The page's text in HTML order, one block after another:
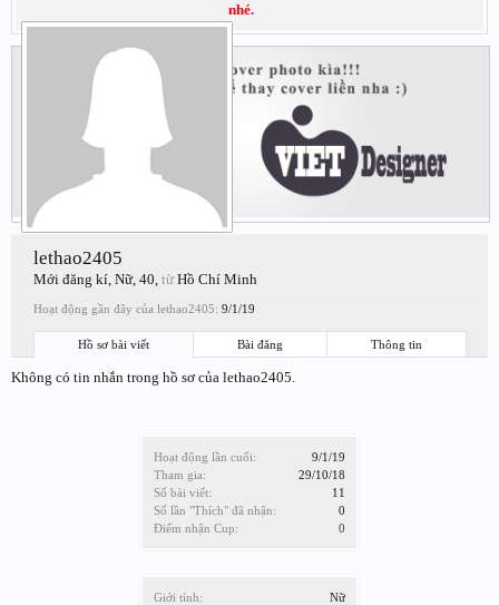
nhé.
Hoạt động lần cuối:
9/1/19
Tham gia:
29/10/18
Số bài viết:
11
Số lần "Thích" đã nhận:
0
Điểm nhận Cup:
0
Giới tính: Nữ
lethao2405
Mới đăng kí, Nữ, 40, từ Hồ Chí Minh
Hoạt động gần đây của lethao2405: 9/1/19
Hồ sơ bài viết Bài đăng Thông tin
Không có tin nhắn trong hồ sơ của lethao2405.